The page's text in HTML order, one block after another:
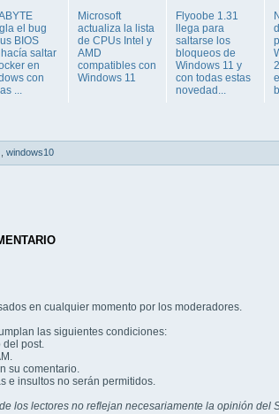
el bug
BIOS
saltar
en
con
...
Microsoft
actualiza la lista
de CPUs Intel y
AMD
compatibles con
Windows 11
Flyoobe 1.31
llega para
saltarse los
bloqueos de
Windows 11 y
con todas estas
novedad...
windows10
en cualquier momento por los moderadores.
las siguientes condiciones:
del post.
su comentario.
e insultos no serán permitidos.
los lectores no reflejan necesariamente la opinión del